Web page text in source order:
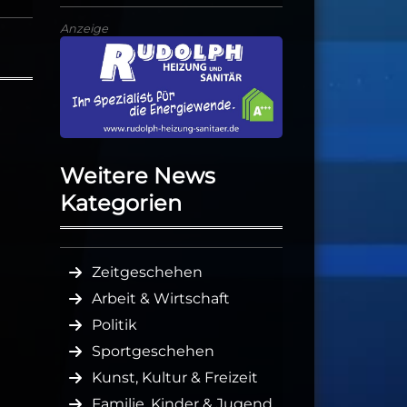
Anzeige
Weitere News
Kategorien
Zeitgeschehen
Arbeit & Wirtschaft
Politik
Sportgeschehen
Kunst, Kultur & Freizeit